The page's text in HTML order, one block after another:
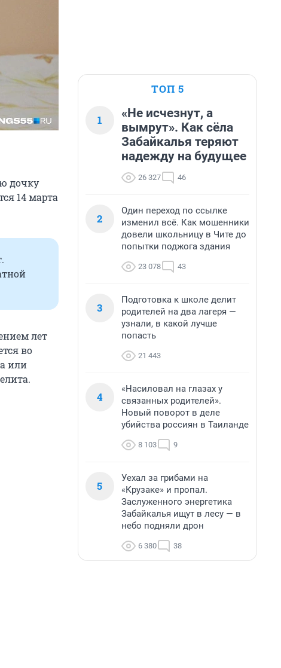
дочку
14 марта
лет
во
или
ТОП 5
1
«Не исчезнут, а
вымрут». Как сёла
Забайкалья теряют
надежду на будущее
26 327 46
2
Один переход по ссылке
изменил всё. Как мошенники
довели школьницу в Чите до
попытки поджога здания
23 078 43
3
Подготовка к школе делит
родителей на два лагеря —
узнали, в какой лучше
попасть
21 443
4
«Насиловал на глазах у
связанных родителей».
Новый поворот в деле
убийства россиян в Таиланде
8 103 9
5
Уехал за грибами на
«Крузаке» и пропал.
Заслуженного энергетика
Забайкалья ищут в лесу — в
небо подняли дрон
6 380 38